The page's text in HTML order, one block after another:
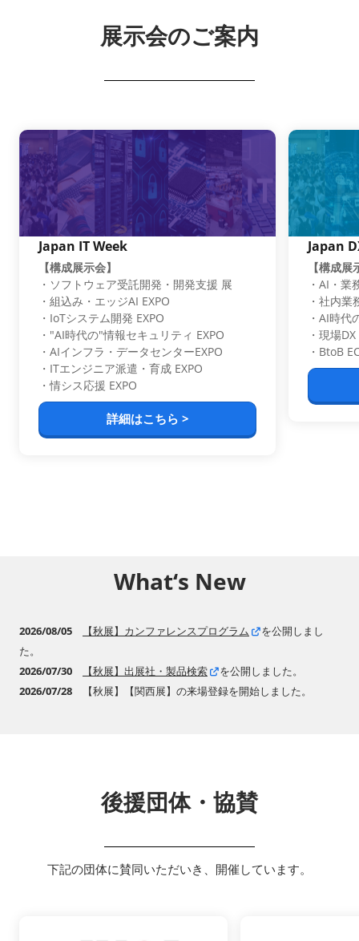
展示会のご案内
Japan IT Week
【構成展示会】
・ソフトウェア受託開発・開発支援 展
・組込み・エッジAI EXPO
・IoTシステム開発 EXPO
・"AI時代の"情報セキュリティ EXPO
・AIインフラ・データセンターEXPO
・ITエンジニア派遣・育成 EXPO
・情シス応援 EXPO
詳細はこちら >
Japan
【構成展
・AI・業
・社内業
・AI時代
・現場
・BtoB
What‘s New
2026/08/05 【秋展】カンファレンスプログラム
を公開しまし
た。
2026/07/30
【秋展】出展社・製品検索
を公開しました。
2026/07/28 【秋展】【関西展】の来場登録を開始しました。
後援団体・協賛
下記の団体に賛同いただいき、開催しています。